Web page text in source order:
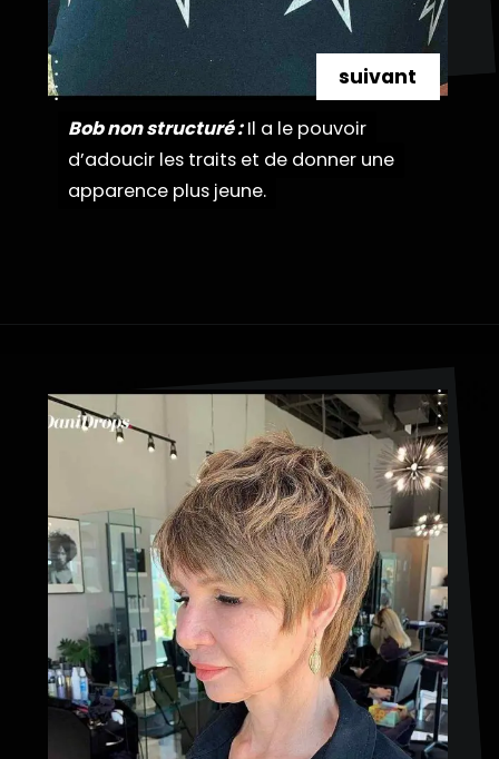
Bob non structuré :Il a le pouvoir
d’adoucir les traits et de donner une
apparence plus jeune.
Bob non structuré :Il a le pouvoir
d’adoucir les traits et de donner une
apparence plus jeune.
suivant